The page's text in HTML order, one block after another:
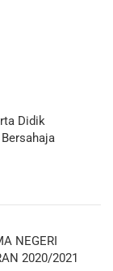
Didik
NEGERI
2020/2021